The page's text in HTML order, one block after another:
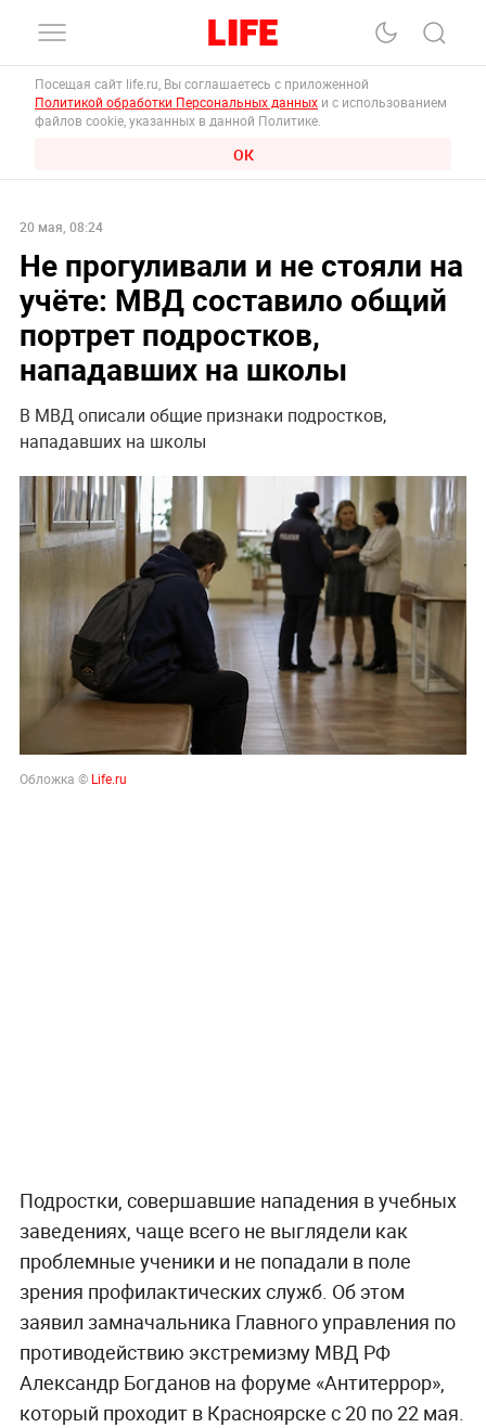
Посещая сайт life.ru, Вы соглашаетесь с приложенной
Политикой обработки Персональных данных и с использованием
файлов cookie, указанных в данной Политике.
ОК
20 мая, 08:24
Не прогуливали и не стояли на
учёте: МВД составило общий
портрет подростков,
нападавших на школы
В МВД описали общие признаки подростков,
нападавших на школы
Обложка © Life.ru
Подростки, совершавшие нападения в учебных
заведениях, чаще всего не выглядели как
проблемные ученики и не попадали в поле
зрения профилактических служб. Об этом
заявил замначальника Главного управления по
противодействию экстремизму МВД РФ
Александр Богданов на форуме «Антитеррор»,
который проходит в Красноярске с 20 по 22 мая.